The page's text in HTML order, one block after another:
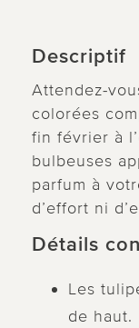
Descriptif
Attendez-
colorées
fin février à
bulbeuses
parfum à
d’effort ni
Détails
Les
de haut.